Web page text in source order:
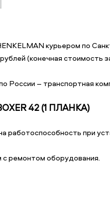
курьером по
(конечная стоимость
– транспортная
42 (1 ПЛАНКА)
работоспособность при
ремонтом оборудования.